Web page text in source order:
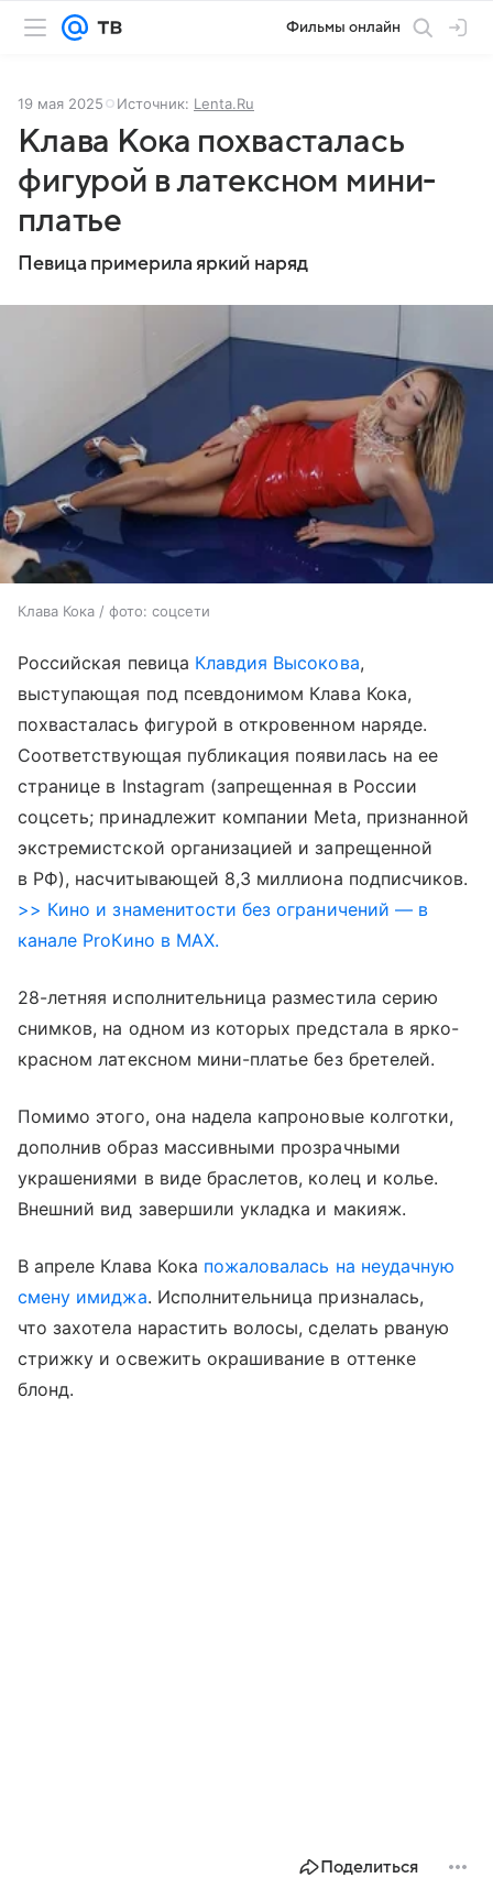
Фильмы онлайн
19 мая 2025 Источник: Lenta.Ru
Клава Кока похвасталась
фигурой в латексном мини-
платье
Певица примерила яркий наряд
Клава Кока / фото: соцсети
Российская певица Клавдия Высокова,
выступающая под псевдонимом Клава Кока,
похвасталась фигурой в откровенном наряде.
Соответствующая публикация появилась на ее
странице в Instagram (запрещенная в России
соцсеть; принадлежит компании Meta, признанной
экстремистской организацией и запрещенной
в РФ), насчитывающей 8,3 миллиона подписчиков.
>> Кино и знаменитости без ограничений — в
канале ProКино в MAX.
28-летняя исполнительница разместила серию
снимков, на одном из которых предстала в ярко-
красном латексном мини-платье без бретелей.
Помимо этого, она надела капроновые колготки,
дополнив образ массивными прозрачными
украшениями в виде браслетов, колец и колье.
Внешний вид завершили укладка и макияж.
В апреле Клава Кока пожаловалась на неудачную
смену имиджа. Исполнительница призналась,
что захотела нарастить волосы, сделать рваную
стрижку и освежить окрашивание в оттенке
блонд.
Поделиться